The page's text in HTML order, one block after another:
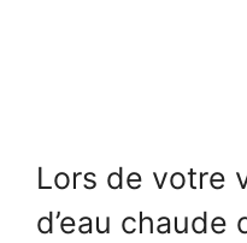
Lors de votre
d’eau chaude